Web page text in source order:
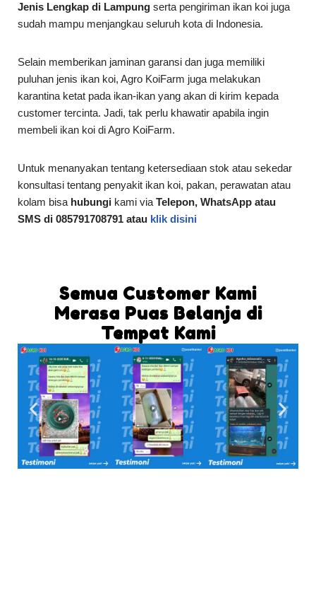
Jenis Lengkap di Lampung serta pengiriman ikan koi juga
sudah mampu menjangkau seluruh kota di Indonesia.
Selain memberikan jaminan garansi dan juga memiliki
puluhan jenis ikan koi, Agro KoiFarm juga melakukan
karantina ketat pada ikan-ikan yang akan di kirim kepada
customer tercinta. Jadi, tak perlu khawatir apabila ingin
membeli ikan koi di Agro KoiFarm.
Untuk menanyakan tentang ketersediaan stok atau sekedar
konsultasi tentang penyakit ikan koi, pakan, perawatan atau
kolam bisa hubungi kami viaTelepon, WhatsApp atau
SMS di 085791708791 atau klik disini
Semua Customer Kami
Merasa Puas Belanja di
Tempat Kami